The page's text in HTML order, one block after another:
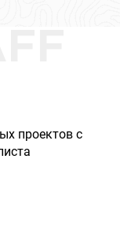
проектов с